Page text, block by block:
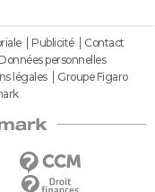
Publicité
Contact
Données personnelles
légales
Groupe Figaro